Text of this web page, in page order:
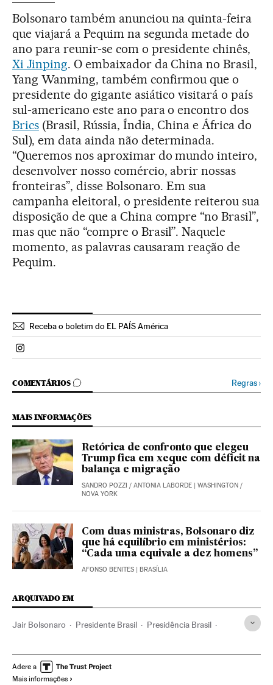
Bolsonaro também anunciou na quinta-feira
que viajará a Pequim na segunda metade do
ano para reunir-se com o presidente chinês,
Xi Jinping. O embaixador da China no Brasil,
Yang Wanming, também confirmou que o
presidente do gigante asiático visitará o país
sul-americano este ano para o encontro dos
Brics(Brasil, Rússia, Índia, China e África do
Sul), em data ainda não determinada.
“Queremos nos aproximar do mundo inteiro,
desenvolver nosso comércio, abrir nossas
fronteiras”, disse Bolsonaro. Em sua
campanha eleitoral, o presidente reiterou sua
disposição de que a China compre “no Brasil”,
mas que não “compre o Brasil”. Naquele
momento, as palavras causaram reação de
Pequim.
Receba o boletim do EL PAÍS América
Politica El País Brasil en Instagram
COMENTÁRIOS
COMENTÁRIOS Regras›
MAIS INFORMAÇÕES
Retórica de confronto que elegeu
Trump fica em xeque com déficit na
balança e migração
SANDRO POZZI / ANTONIA LABORDE | WASHINGTON /
NOVA YORK
Com duas ministras, Bolsonaro diz
que há equilíbrio em ministérios:
“Cada uma equivale a dez homens”
AFONSO BENITES | BRASÍLIA
ARQUIVADO EM
Jair Bolsonaro Presidente Brasil Presidência Brasil
Administração pública Política
Adere a
Mais informações